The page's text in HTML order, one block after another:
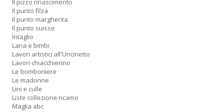
Il pizzo rinascimento
Il punto filza
Il punto margherita
Il punto suisse
Intaglio
Lana e bimbi
Lavori artistici all'Uncinetto
Lavori chiacchierino
Le bomboniere
Le madonne
Lini e culle
Liste collezione ricamo
Maglia abc